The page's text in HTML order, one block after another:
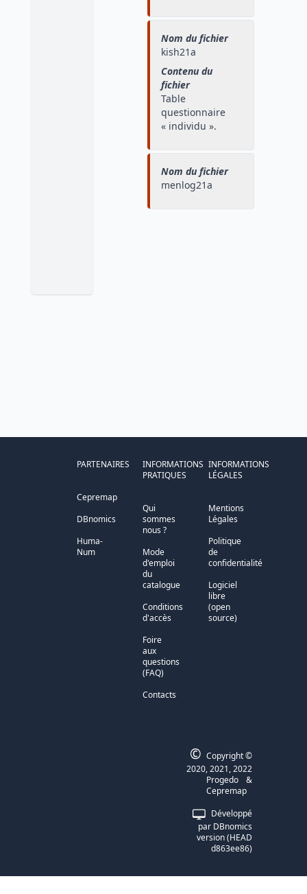
Nom du fichier
kish21a
Contenu du
fichier
Table
questionnaire
« individu ».
Nom du fichier
menlog21a
PARTENAIRES
Cepremap
DBnomics
Huma-
Num
INFORMATIONS
PRATIQUES
Qui
sommes
nous ?
Mode
d'emploi
du
catalogue
Conditions
d'accès
Foire
aux
questions
(FAQ)
Contacts
INFORMATIONS
LÉGALES
Mentions
Légales
Politique
de
confidentialité
Logiciel
libre
(open
source)
Développé
par DBnomics
version(HEAD
d863ee86)
© Copyright ©
2020, 2021, 2022
Progedo
&
Cepremap